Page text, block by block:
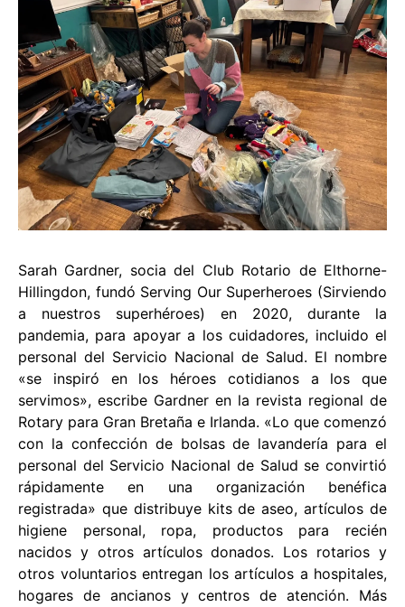
Sarah Gardner, socia del Club Rotario de Elthorne-
Hillingdon, fundó Serving Our Superheroes (Sirviendo
a nuestros superhéroes) en 2020, durante la
pandemia, para apoyar a los cuidadores, incluido el
personal del Servicio Nacional de Salud. El nombre
«se inspiró en los héroes cotidianos a los que
servimos», escribe Gardner en la revista regional de
Rotary para Gran Bretaña e Irlanda. «Lo que comenzó
con la confección de bolsas de lavandería para el
personal del Servicio Nacional de Salud se convirtió
rápidamente en una organización benéfica
registrada» que distribuye kits de aseo, artículos de
higiene personal, ropa, productos para recién
nacidos y otros artículos donados. Los rotarios y
otros voluntarios entregan los artículos a hospitales,
hogares de ancianos y centros de atención. Más